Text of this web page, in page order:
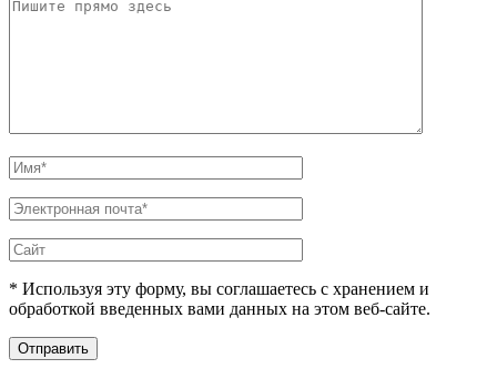
* Используя эту форму, вы соглашаетесь с хранением и
обработкой введенных вами данных на этом веб-сайте.